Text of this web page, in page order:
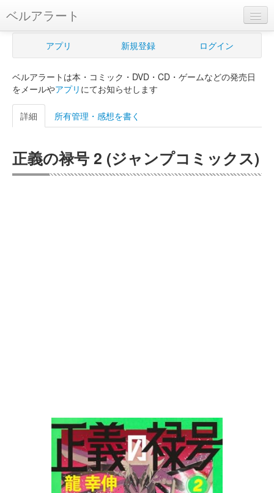
ベルアラート
ベルアラートとは
新規登録
ログイン
購入管理
アプリ 新規登録 ログイン
ベルアラートは本・コミック・DVD・CD・ゲームなどの発売日
をメールやアプリ にてお知らせします
詳細 所有管理・感想を書く
正義の禄号 2 (ジャンプコミックス)